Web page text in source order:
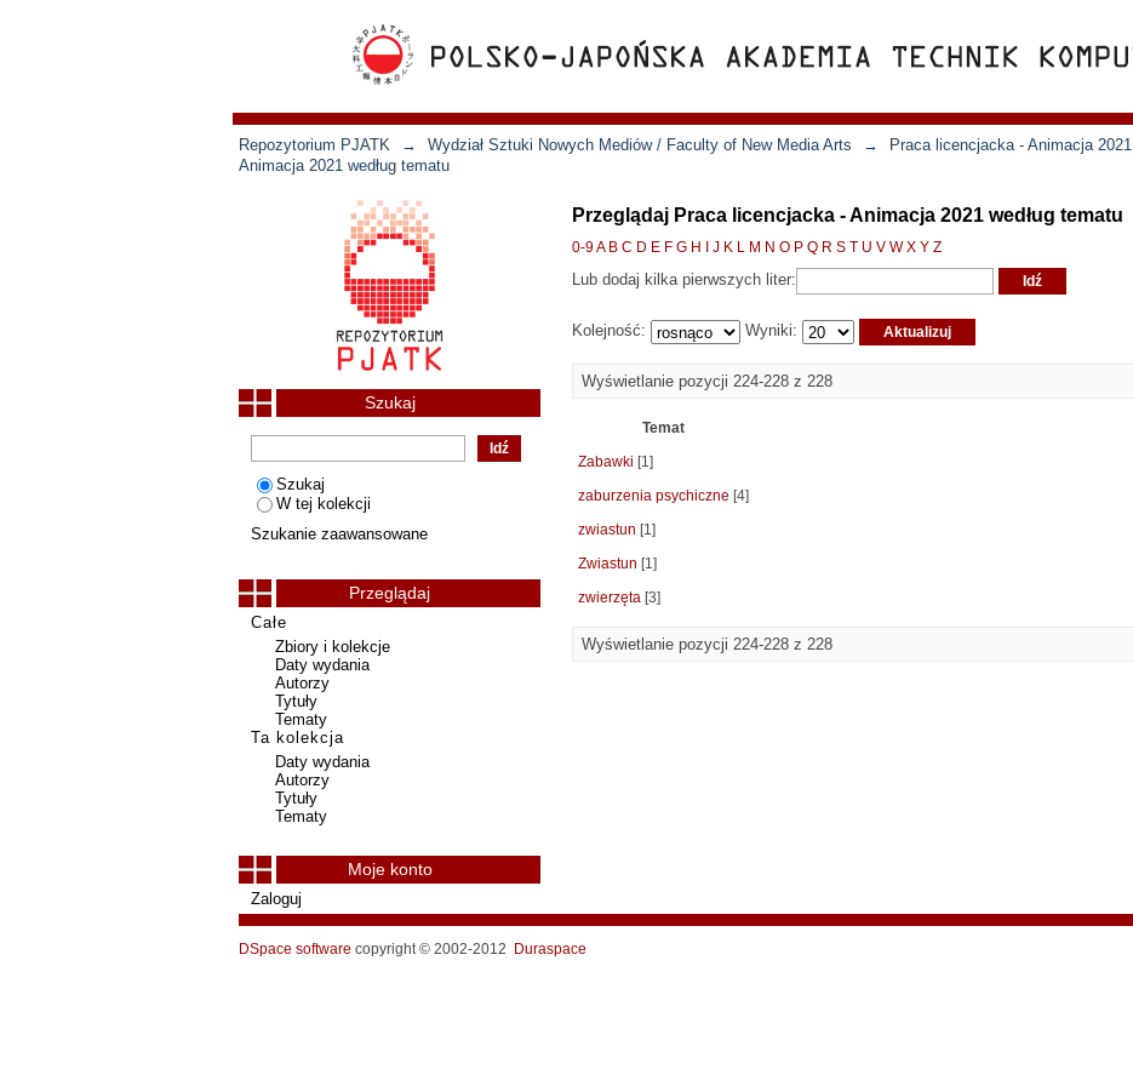
Repozytorium PJATK → Wydział Sztuki Nowych Mediów / Faculty of New Media Arts → Praca licencjacka - Animacja 2021
Animacja 2021 według tematu
Przeglądaj Praca licencjacka - Animacja 2021 według tematu
0-9A B C D E F G H J K L M N O P Q R S T U V W X Y Z
Lub dodaj kilka pierwszych liter:
Kolejność: Wyniki:
Wyświetlanie pozycji 224-228 z 228
Temat
Zabawki [1]
zaburzenia psychiczne [4]
zwiastun [1]
Zwiastun [1]
zwierzęta [3]
Wyświetlanie pozycji 224-228 z 228
Szukaj
Szukaj
W tej kolekcji
Szukanie zaawansowane
Przeglądaj
Całe
Zbiory i kolekcje
Daty wydania
Autorzy
Tytuły
Tematy
Ta kolekcja
Daty wydania
Autorzy
Tytuły
Tematy
Moje konto
Zaloguj
DSpace software copyright © 2002-2012 Duraspace